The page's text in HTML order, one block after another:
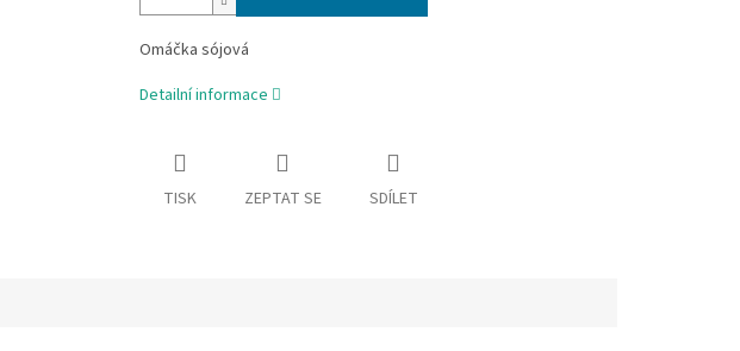
Omáčka sójová
Detailní informace
TISK ZEPTAT SE SDÍLET